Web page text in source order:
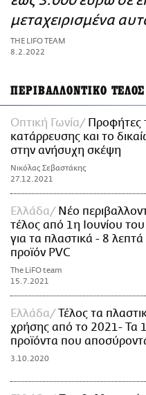
ΑΜΠΑ
PRINT
μεταχειρισμένα
THE LIFO TEAM
8.2.2022
ΠΕΡΙΒΑΛΛΟΝΤΙΚΟ ΤΕΛΟΣ
Οπτική Γωνία
Προφήτες
κατάρρευσης και το
στην ανήσυχη σκέψη
Νικόλας Σεβαστάκης
27.12.2021
Ελλάδα
Νέο
τέλος από 1η Ιουνίου
για τα πλαστικά - 8
προϊόν PVC
The LiFO team
15.7.2021
Ελλάδα
Τέλος τα
χρήσης από το 2021- Τα
προϊόντα που
3.10.2020